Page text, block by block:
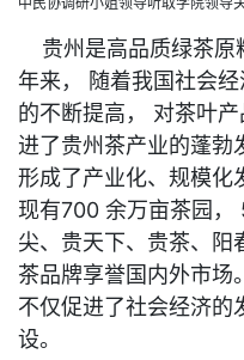
贵州是高品质绿茶
年来， 随着我国社会
的不断提高， 对茶叶
进了贵州茶产业的蓬勃
形成了产业化、规模化
现有700 余万亩茶园，
尖、贵天下、贵茶、阳
茶品牌享誉国内外市场
不仅促进了社会经济的
设。